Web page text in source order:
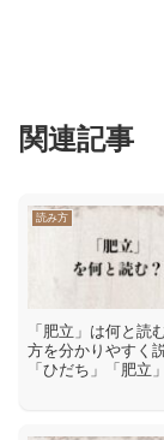
関連記事
読み方
「肥立」は何と読
方を分かりやすく
「ひだち」「肥立